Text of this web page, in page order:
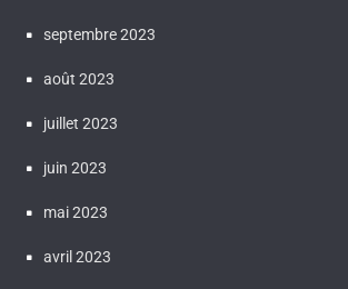
septembre 2023
août 2023
juillet 2023
juin 2023
mai 2023
avril 2023